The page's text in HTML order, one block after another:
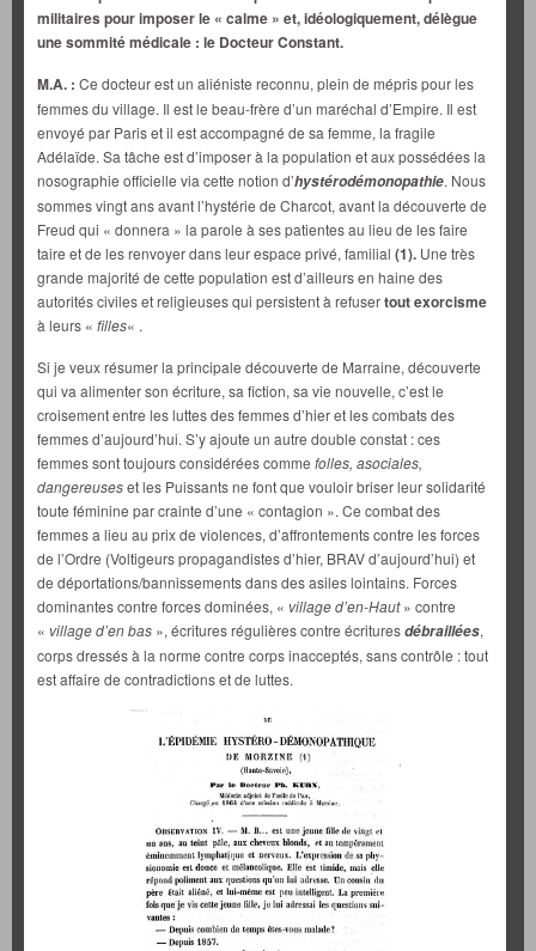
militaires pour imposer le « calme » et, idéologiquement, délègue
une sommité médicale : le Docteur Constant.
M.A. : Ce docteur est un aliéniste reconnu, plein de mépris pour les
femmes du village. Il est le beau-frère d’un maréchal d’Empire. Il est
envoyé par Paris et il est accompagné de sa femme, la fragile
Adélaïde. Sa tâche est d’imposer à la population et aux possédées la
nosographie officielle via cette notion d’hystérodémonopathie. Nous
sommes vingt ans avant l’hystérie de Charcot, avant la découverte de
Freud qui « donnera » la parole à ses patientes au lieu de les faire
taire et de les renvoyer dans leur espace privé, familial (1). Une très
grande majorité de cette population est d’ailleurs en haine des
autorités civiles et religieuses qui persistent à refusertout exorcisme
à leurs « filles« .
Si je veux résumer la principale découverte de Marraine, découverte
qui va alimenter son écriture, sa fiction, sa vie nouvelle, c’est le
croisement entre les luttes des femmes d’hier et les combats des
femmes d’aujourd’hui. S’y ajoute un autre double constat : ces
femmes sont toujours considérées comme folles, asociales,
dangereuseset les Puissants ne font que vouloir briser leur solidarité
toute féminine par crainte d’une « contagion ». Ce combat des
femmes a lieu au prix de violences, d’affrontements contre les forces
de l’Ordre (Voltigeurs propagandistes d’hier, BRAV d’aujourd’hui) et
de déportations/bannissements dans des asiles lointains. Forces
dominantes contre forces dominées, « village d’en-Haut» contre
« village d’en bas », écritures régulières contre écrituresdébraillées,
corps dressés à la norme contre corps inacceptés, sans contrôle : tout
est affaire de contradictions et de luttes.